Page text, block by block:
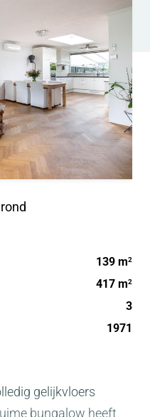
139 m2
417 m2
3
1971
gelijkvloers
bungalow heeft